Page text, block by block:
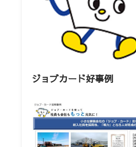
ジョブカード好事例